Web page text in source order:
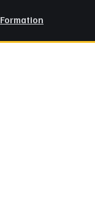
Formation